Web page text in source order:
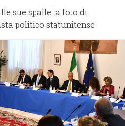
sue spalle la foto di
politico statunitense